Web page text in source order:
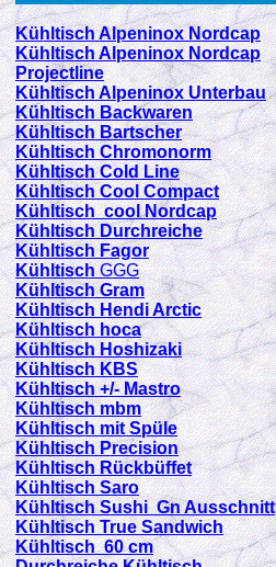
Kühltisch Alpeninox Nordcap
Kühltisch Alpeninox Nordcap
Projectline
Kühltisch Alpeninox Unterbau
Kühltisch Backwaren
Kühltisch Bartscher
Kühltisch Chromonorm
Kühltisch Cold Line
Kühltisch Cool Compact
Kühltisch cool Nordcap
Kühltisch Durchreiche
Kühltisch Fagor
KühltischGGG
Kühltisch Gram
Kühltisch Hendi Arctic
Kühltisch hoca
Kühltisch Hoshizaki
Kühltisch KBS
Kühltisch +/- Mastro
Kühltisch mbm
Kühltisch mit Spüle
Kühltisch Precision
Kühltisch Rückbüffet
Kühltisch Saro
Kühltisch Sushi Gn Ausschnitt
Kühltisch True Sandwich
Kühltisch 60 cm